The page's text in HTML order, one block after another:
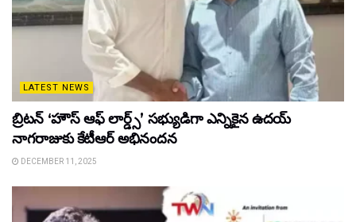
LATEST NEWS
బ్రిటన్ ‘హౌస్ ఆఫ్ లార్డ్స్’ సభ్యుడిగా ఎన్నికైన ఉదయ్
నాగరాజుకు కేటీఆర్ అభినందన
DECEMBER 11, 2025